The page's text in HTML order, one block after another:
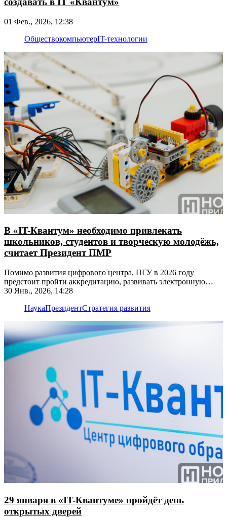
01 Фев., 2026, 12:38
ОбществокомпьютерIT-технологии
В «IT-Квантум» необходимо привлекать
школьников, студентов и творческую молодёжь,
считает Президент ПМР
Помимо развития цифрового центра, ПГУ в 2026 году
предстоит пройти аккредитацию, развивать электронную
среду и укрепить научные связи
30 Янв., 2026, 14:28
НаукаПрезидентСтратегия развития
29 января в «IT-Квантуме» пройдёт день
открытых дверей